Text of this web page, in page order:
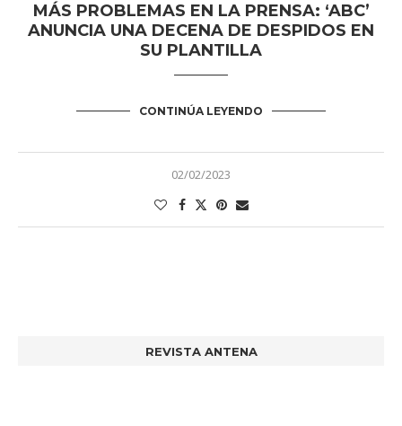
MÁS PROBLEMAS EN LA PRENSA: ‘ABC’
ANUNCIA UNA DECENA DE DESPIDOS EN
SU PLANTILLA
CONTINÚA LEYENDO
02/02/2023
REVISTA ANTENA